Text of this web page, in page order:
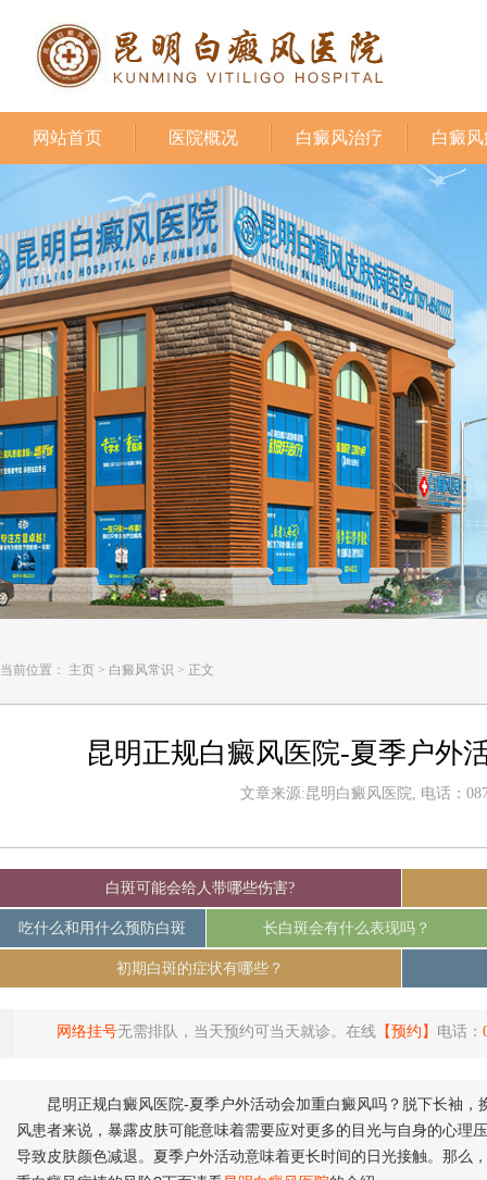
网站首页 医院概况 白癜风治疗 白癜
当前位置： 主页 > 白癜风常识 > 正文
昆明正规白癜风医院-夏季户外
文章来源:昆明白癜风医院, 电话：
白斑可能会给人带哪些伤害?
吃什么和用什么预防白斑 长白斑会有什么表现吗？
初期白斑的症状有哪些？
网络挂号无需排队，当天预约可当天就诊。在线 【预约】 电话：
昆明正规白癜风医院-夏季户外活动会加重白癜风吗？脱下长袖，
风患者来说，暴露皮肤可能意味着需要应对更多的目光与自身的心理
导致皮肤颜色减退。夏季户外活动意味着更长时间的日光接触。那么